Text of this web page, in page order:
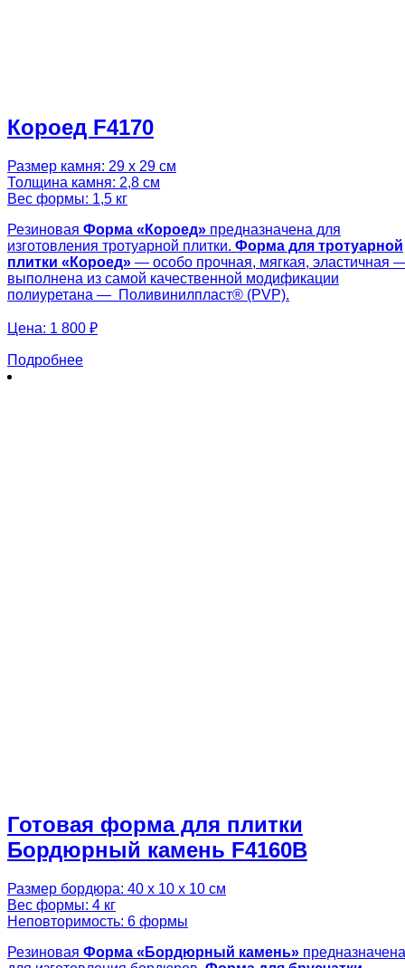
Короед F4170
Размер камня: 29 х 29 см
Толщина камня: 2,8 см
Вес формы: 1,5 кг
Резиновая Форма « Короед» предназначена для
изготовления тротуарной плитки. Форма для тротуарной
плитки « Короед» — особо прочная, мягкая, эластичная
выполнена из самой качественной модификации
полиуретана — Поливинилпласт® (PVP).
Цена: 1 800 ₽
Подробнее
Готовая форма для плитки
Бордюрный камень F4160B
Размер бордюра: 40 х 10 х 10 см
Вес формы: 4 кг
Неповторимость: 6 формы
Резиновая Форма « Бордюрный камень» предназначена